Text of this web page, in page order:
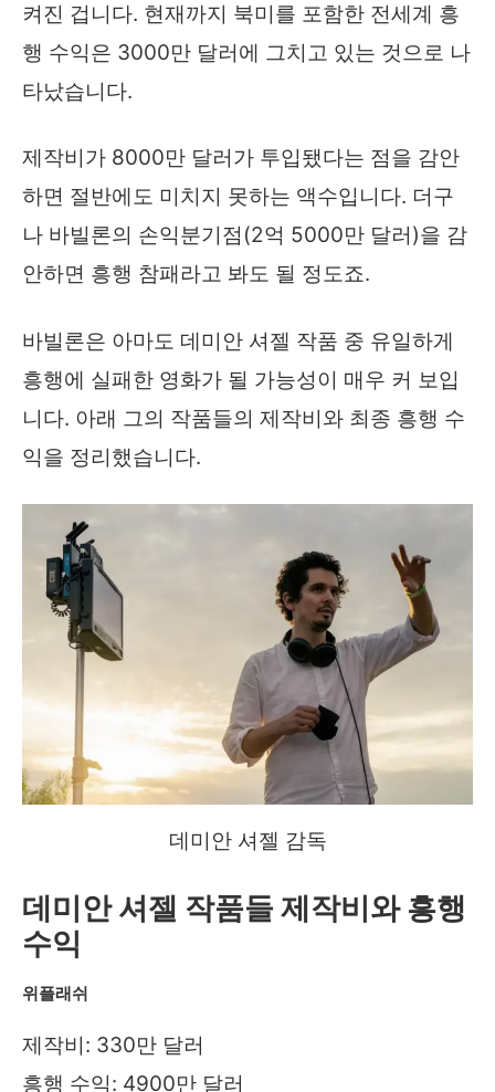
켜진 겁니다. 현재까지 북미를 포함한 전세계 흥
행 수익은 3000만 달러에 그치고 있는 것으로 나
타났습니다.
제작비가 8000만 달러가 투입됐다는 점을 감안
하면 절반에도 미치지 못하는 액수입니다. 더구
나 바빌론의 손익분기점(2억 5000만 달러)을 감
안하면 흥행 참패라고 봐도 될 정도죠.
바빌론은 아마도 데미안 셔젤 작품 중 유일하게
흥행에 실패한 영화가 될 가능성이 매우 커 보입
니다. 아래 그의 작품들의 제작비와 최종 흥행 수
익을 정리했습니다.
데미안 셔젤 감독
데미안 셔젤 작품들 제작비와 흥행
수익
위플래쉬
제작비: 330만 달러
흥행 수익: 4900만 달러